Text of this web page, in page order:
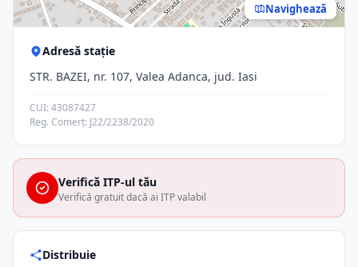
Navighează
Adresă stație
STR. BAZEI, nr. 107, Valea Adanca, jud. Iasi
CUI: 43087427
Reg. Comerț: J22/2238/2020
Verifică ITP-ul tău
Verifică gratuit dacă ai ITP valabil
Distribuie